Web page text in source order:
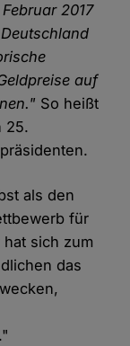
2017
auf
So heißt
25.
als den
für
sich zum
das